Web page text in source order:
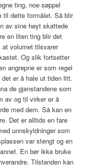
ting, noe søppel
dette formålet. Så blir
av sine høyt skattede
en liten ting blir det
volumet tilsvarer
Og slik fortsetter
angrepne er som regel
er å hale ut tiden litt.
de gjenstandene som
av og til virker er å
med dem. Så kan en
Det er alltids en fare
unnskyldninger som
var stengt og en
En bør ikke bruke
Tilstanden kan